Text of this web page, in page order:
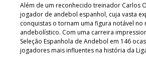
Além de um reconhecido treinador Carlos
jogador de andebol espanhol, cuja vasta
conquistas o tornam uma figura notável no
andebolístico. Com uma carreira
Seleção Espanhola de Andebol em 146
jogadores mais influentes na história da